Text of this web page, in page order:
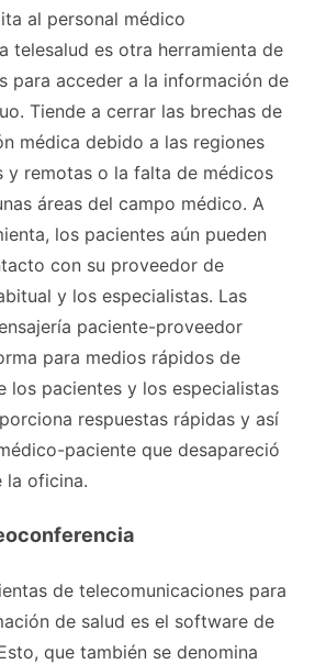
al personal médico
telesalud es otra herramienta de
para acceder a la información de
Tiende a cerrar las brechas de
médica debido a las regiones
y remotas o la falta de médicos
áreas del campo médico. A
los pacientes aún pueden
con su proveedor de
y los especialistas. Las
paciente-proveedor
para medios rápidos de
los pacientes y los especialistas
respuestas rápidas y así
paciente que desapareció
la oficina.
de telecomunicaciones para
de salud es el software de
que también se denomina